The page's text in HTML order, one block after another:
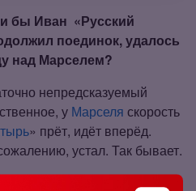
бы Иван «Русский
поединок, удалось
над Марселем?
непредсказуемый
у Марселя скорость
» прёт, идёт вперёд.
устал. Так бывает.